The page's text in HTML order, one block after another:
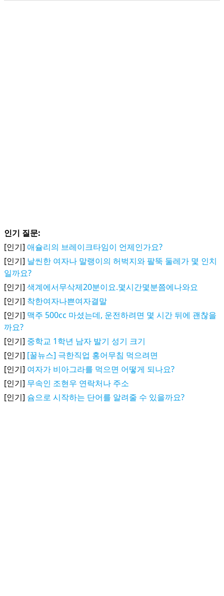
인기 질문:
[인기] 애슐리의 브레이크타임이 언제인가요?
[인기] 날씬한 여자나 말랭이의 허벅지와 팔뚝 둘레가 몇 인치
일까요?
[인기] 색계에서무삭제20분이요.몇시간몇분쯤에나와요
[인기] 착한여자나쁜여자결말
[인기] 맥주 500cc 마셨는데, 운전하려면 몇 시간 뒤에 괜찮을
까요?
[인기] 중학교 1학년 남자 발기 성기 크기
[인기] [꿀뉴스] 극한직업 홍어무침 먹으려면
[인기] 여자가 비아그라를 먹으면 어떻게 되나요?
[인기] 무속인 조현우 연락처나 주소
[인기] 슘으로 시작하는 단어를 알려줄 수 있을까요?